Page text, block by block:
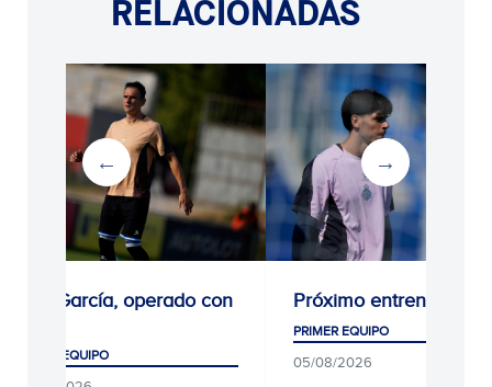
RELACIONADAS
Kike García, operado con
PRIMER EQUIPO
Próximo
PRIMER EQUIPO
05/08/2026